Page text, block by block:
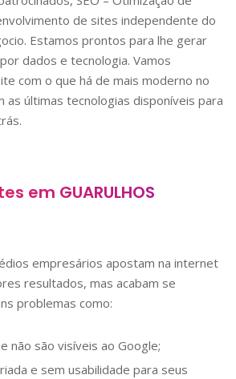
de sites independente do
Estamos prontos para lhe gerar
dados e tecnologia. Vamos
com o que há de mais moderno no
as últimas tecnologias disponíveis para
em GUARULHOS
empresários apostam na internet
resultados, mas acabam se
problemas como:
não são visíveis ao Google;
e sem usabilidade para seus